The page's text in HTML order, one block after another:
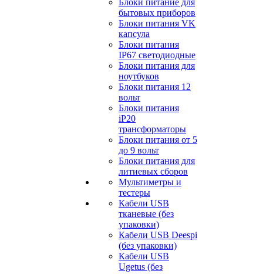
Блоки питание для
бытовых приборов
Блоки питания VK
капсула
Блоки питания
IP67 светодиодные
Блоки питания для
ноутбуков
Блоки питания 12
вольт
Блоки питания
iP20
трансформаторы
Блоки питания от 5
до 9 вольт
Блоки питания для
литиевых сборов
Мультиметры и
тестеры
Кабели USB
тканевые (без
упаковки)
Кабели USB Deespi
(без упаковки)
Кабели USB
Ugetus (без